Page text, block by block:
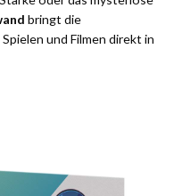
bringt die
und Filmen direkt in